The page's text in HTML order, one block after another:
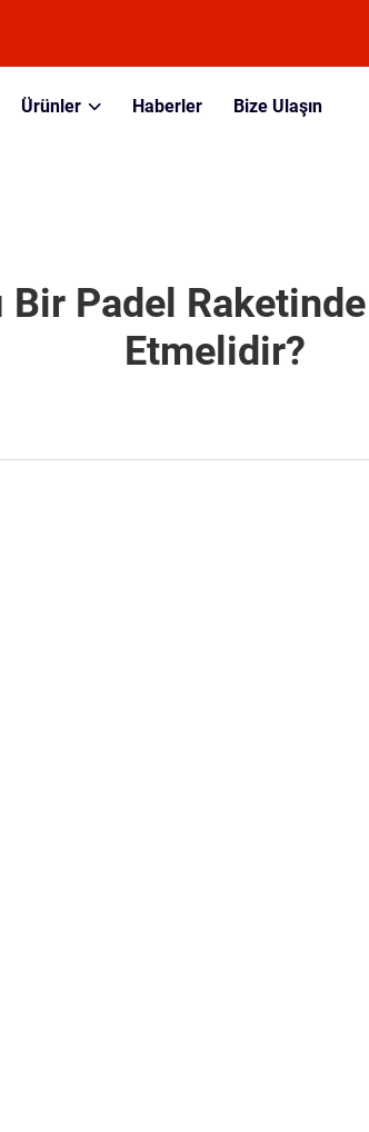
Ürünler Haberler Bize Ulaşın
Bir Padel
Etmelidir?